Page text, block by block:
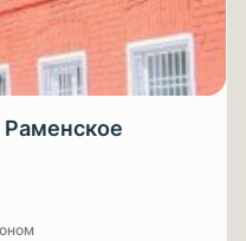
Раменское